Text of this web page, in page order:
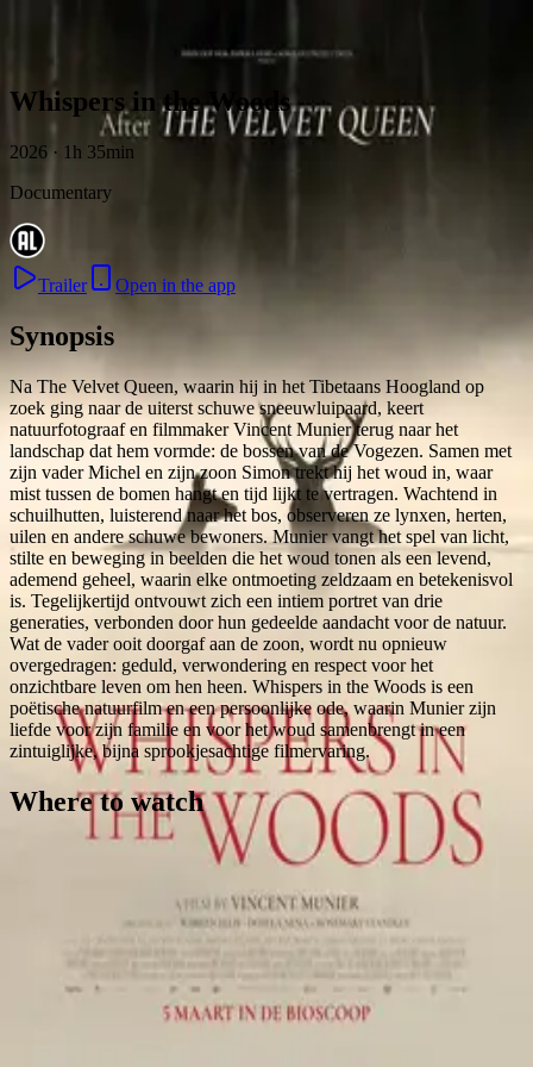
Whispers in the Woods
2026 · 1h 35min
Documentary
Trailer Open in the app
Synopsis
Na The Velvet Queen, waarin hij in het Tibetaans Hoogland op
zoek ging naar de uiterst schuwe sneeuwluipaard, keert
natuurfotograaf en filmmaker Vincent Munier terug naar het
landschap dat hem vormde: de bossen van de Vogezen. Samen met
zijn vader Michel en zijn zoon Simon trekt hij het woud in, waar
mist tussen de bomen hangt en tijd lijkt te vertragen. Wachtend in
schuilhutten, luisterend naar het bos, observeren ze lynxen, herten,
uilen en andere schuwe bewoners. Munier vangt het spel van licht,
stilte en beweging in beelden die het woud tonen als een levend,
ademend geheel, waarin elke ontmoeting zeldzaam en betekenisvol
is. Tegelijkertijd ontvouwt zich een intiem portret van drie
generaties, verbonden door hun gedeelde aandacht voor de natuur.
Wat de vader ooit doorgaf aan de zoon, wordt nu opnieuw
overgedragen: geduld, verwondering en respect voor het
onzichtbare leven om hen heen. Whispers in the Woods is een
poëtische natuurfilm en een persoonlijke ode, waarin Munier zijn
liefde voor zijn familie en voor het woud samenbrengt in een
zintuiglijke, bijna sprookjesachtige filmervaring.
Where to watch
Terms
a product of Boydroid B.V.